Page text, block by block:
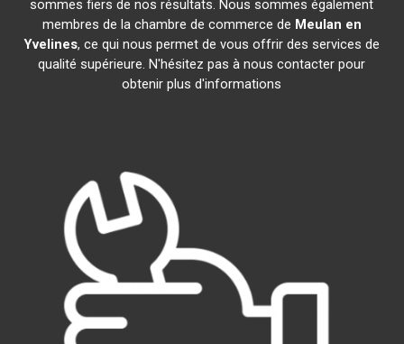
sommes fiers de nos résultats. Nous sommes également
membres de la chambre de commerce de Meulan en
Yvelines, ce qui nous permet de vous offrir des services de
qualité supérieure. N'hésitez pas à nous contacter pour
obtenir plus d'informations